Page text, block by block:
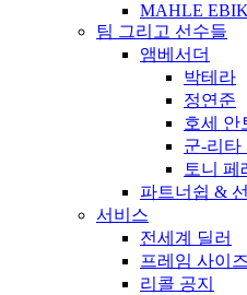
MAHLE
팀 그리고 선수들
앰베서더
박테라
정연준
호세 안
군-리타
토니 페
파트너쉽 &
서비스
전세계 딜러
프레임 사이
리콜 공지